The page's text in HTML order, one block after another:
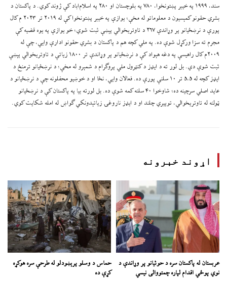
سند، ۱۹۹۹ په خیبر پښتونخوا، ۷۸۰ په بلوچستان او ۲۸۰ په اسلام‌اباد کې ژوند کوي. د پاکستان د
بشري حقونو کمېسیون د معلوماتو له مخې؛ یوازې په خیبر پښتونخوا کې له ۲۰۱۹ تر ۲۰۲۳ م کال
پورې د نرښځیانو پر وړاندې ۲۶۷ د تاوتریخوالي پېښې ثبت شوي؛ خو یوازې په یوه قضیه کې
مجرم ته سزا ورکړل شوې ده. په ملي کچه هم د پاکستان د بشري حقونو ادارې وایي، چې له
۲۰۰۹م کال راهیسې په دغه هېواد کې د نرښځیانو پر وړاندې تر ۱۸۰۰ زیاتې د تاوتریخوالي پېښې
ثبت شوې دي. بل لور ته د ایډز د کنټرول ملي پروګرام د شمېرو له مخې؛ د نرښځیانو ترمنځ د
ایډز کچه له ۵،۵ تر ۱۰ سلنې پورې ده. فعالان وایي، نڅا او د خوښیو محفلونه چې د نرښځیانو د
عاید اصلي سرچینه ده؛ شاوخوا ۴۰ سلنه کمه شوې ده. بل لورته بیا په پاکستان کې د نرښځیانو
ټولنه له تاوتریخوالي، توپیري چلند او د ایډز ناروغۍ زیاتېدونکي ګواښ له امله شکایت کوي.
اړوند خبرونه
عربستان له پاکستان سره د حوثیانو پر وړاندې د
نوي پوځي اقدام لپاره چمتووالی نیسي
حماس د وسلو پرېښودلو له طرحې سره هوکړه
کړې ده